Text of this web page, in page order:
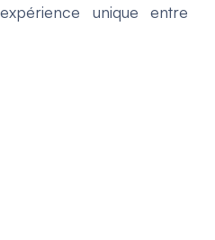
unique entre